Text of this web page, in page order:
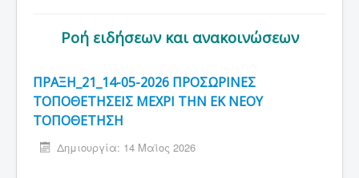
Ροή ειδήσεων και ανακοινώσεων
ΠΡΑΞΗ_21_14-05-2026 ΠΡΟΣΩΡΙΝΕΣ
ΤΟΠΟΘΕΤΗΣΕΙΣ ΜΕΧΡΙ ΤΗΝ ΕΚ ΝΕΟΥ
ΤΟΠΟΘΕΤΗΣΗ
Δημιουργία: 14 Μαϊος 2026